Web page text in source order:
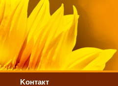
Koнтакт